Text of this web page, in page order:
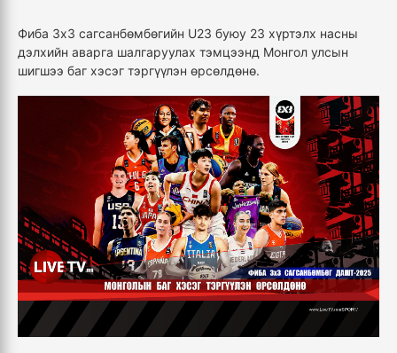
Фиба 3х3 сагсанбөмбөгийн U23 буюу 23 хүртэлх насны
дэлхийн аварга шалгаруулах тэмцээнд Монгол улсын
шигшээ баг хэсэг тэргүүлэн өрсөлдөнө.